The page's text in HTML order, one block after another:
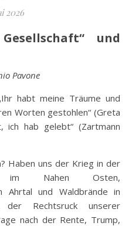
2026
Pavone
habt meine Träume und
Worten gestohlen“ (Greta
ich hab gelebt“ (Zartmann
Haben uns der Krieg in der
im Nahen Osten,
Ahrtal und Waldbrände in
der Rechtsruck unserer
nach der Rente, Trump,